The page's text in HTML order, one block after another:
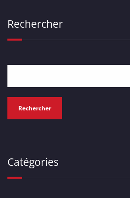
Rechercher
Rechercher
Catégories